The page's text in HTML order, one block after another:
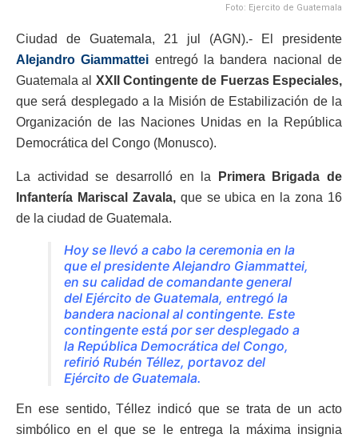
Foto: Ejercito de Guatemala
Ciudad de Guatemala, 21 jul (AGN).- El presidente
Alejandro Giammattei entregó la bandera nacional de
Guatemala al XXII Contingente de Fuerzas Especiales,
que será desplegado a la Misión de Estabilización de la
Organización de las Naciones Unidas en la República
Democrática del Congo (Monusco).
La actividad se desarrolló en la
Primera Brigada de
Infantería Mariscal Zavala,que se ubica en la zona 16
de la ciudad de Guatemala.
Hoy se llevó a cabo la ceremonia en la
que el presidente Alejandro Giammattei,
en su calidad de comandante general
del Ejército de Guatemala, entregó la
bandera nacional al contingente. Este
contingente está por ser desplegado a
la República Democrática del Congo,
refirió Rubén Téllez, portavoz del
Ejército de Guatemala.
En ese sentido, Téllez indicó que se trata de un acto
simbólico en el que se le entrega la máxima insignia